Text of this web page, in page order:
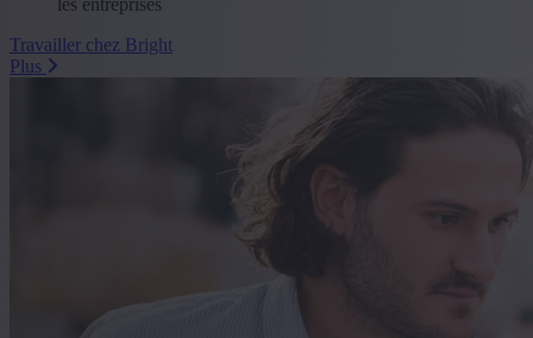
les entreprises
Travailler chez Bright
Plus